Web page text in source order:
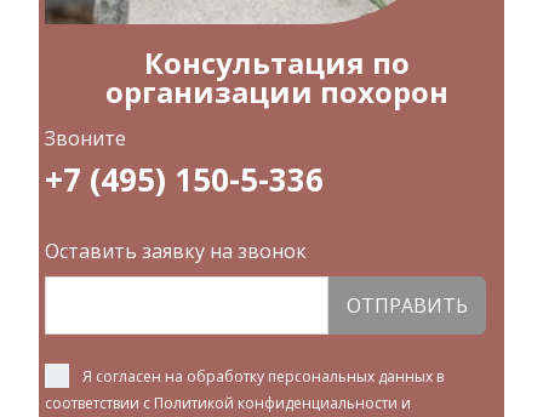
Консультация по
организации похорон
Звоните
+7 (495) 150-5-336
Оставить заявку на звонок
ОТПРАВИТЬ
Я согласен на обработку персональных данных в
соответствии с Политикой конфиденциальности и